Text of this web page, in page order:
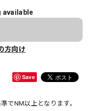
available
方向け
Save
でNM以上となります。